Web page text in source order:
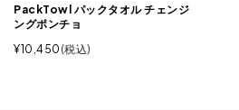
PackTowl パックタオル チェンジ
ングポンチョ
¥10,450 税込